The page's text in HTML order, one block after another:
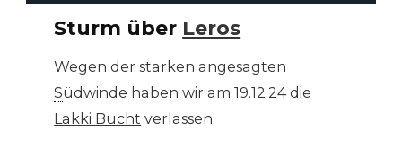
Sturm über Leros
Wegen der starken angesagten
Südwinde haben wir am 19.12.24 die
Lakki Bucht verlassen.